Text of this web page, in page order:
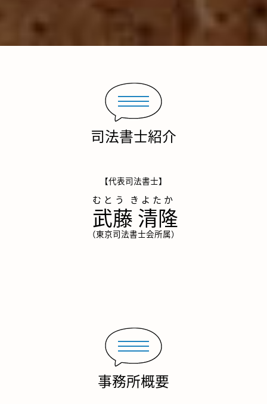
司法書士紹介
【代表司法書士】
武藤 清隆
（東京司法書士会所属）
事務所概要